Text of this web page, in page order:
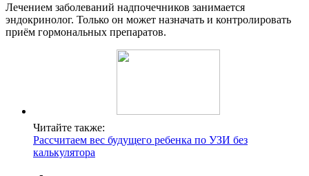
Лечением заболеваний надпочечников занимается
эндокринолог. Только он может назначать и контролировать
приём гормональных препаратов.
Читайте также:
Рассчитаем вес будущего ребенка по УЗИ без
калькулятора